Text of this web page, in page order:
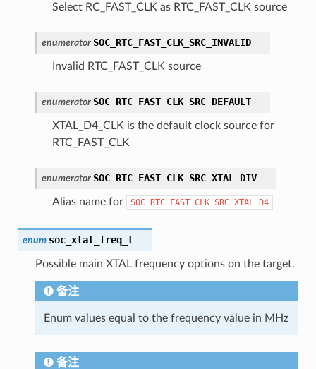
Select RC_FAST_CLK as RTC_FAST_CLK source
enumerator SOC_RTC_FAST_CLK_SRC_INVALID
Invalid RTC_FAST_CLK source
enumerator SOC_RTC_FAST_CLK_SRC_DEFAULT
XTAL_D4_CLK is the default clock source for
RTC_FAST_CLK
enumerator SOC_RTC_FAST_CLK_SRC_XTAL_DIV
Alias name for SOC_RTC_FAST_CLK_SRC_XTAL_D4
enum soc_xtal_freq_t
Possible main XTAL frequency options on the target.
备注
Enum values equal to the frequency value in MHz
备注